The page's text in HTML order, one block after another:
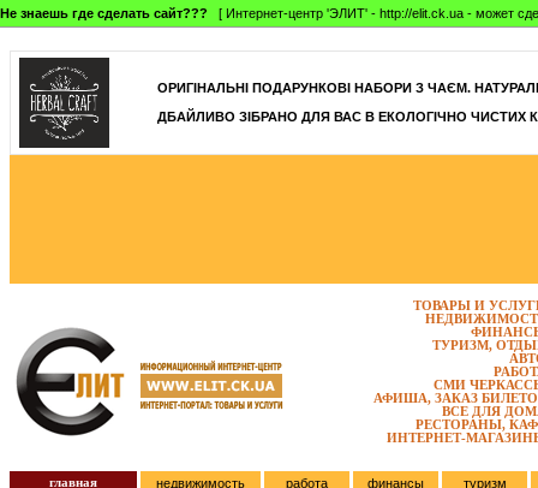
Не знаешь где сделать сайт??? [ Интернет-центр 'ЭЛИТ' - http://elit.ck.ua - может
]
ОРИГІНАЛЬНІ ПОДАРУНКОВІ НАБОРИ З ЧАЄМ.
ДБАЙЛИВО ЗІБРАНО ДЛЯ ВАС В ЕКОЛОГІЧНО ЧИСТИХ
ТОВАРЫ И
ТУРИЗМ,
СМИ
АФИША, ЗАКАЗ
ВСЕ ДЛЯ
РЕСТОРАНЫ,
ИНТЕРНЕТ-
главная недвижимость работа финансы
туризм